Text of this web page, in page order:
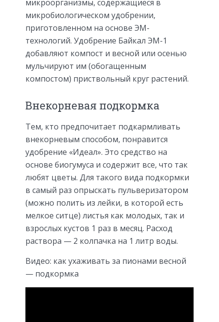
микроорганизмы, содержащиеся в
микробиологическом удобрении,
приготовленном на основе ЭМ-
технологий. Удобрение Байкал ЭМ-1
добавляют компост и весной или осенью
мульчируют им (обогащенным
компостом) приствольный круг растений.
Внекорневая подкормка
Тем, кто предпочитает подкармливать
внекорневым способом, понравится
удобрение «Идеал». Это средство на
основе биогумуса и содержит все, что так
любят цветы. Для такого вида подкормки
в самый раз опрыскать пульверизатором
(можно полить из лейки, в которой есть
мелкое ситце) листья как молодых, так и
взрослых кустов 1 раз в месяц. Расход
раствора — 2 колпачка на 1 литр воды.
Видео: как ухаживать за пионами весной
— подкормка